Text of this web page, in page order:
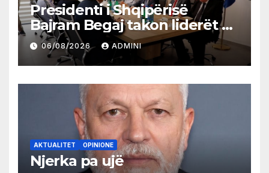
Presidenti i Shqipërisë
Bajram Begaj takon liderët e
partive shqiptare në Ulqin
06/08/2026 ADMINI
AKTUALITET OPINIONE
Njerka pa ujë